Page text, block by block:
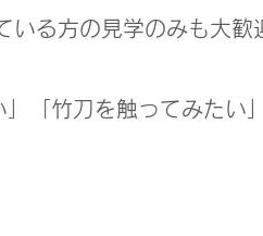
いる方の見学のみも大歓
」「竹刀を触ってみた